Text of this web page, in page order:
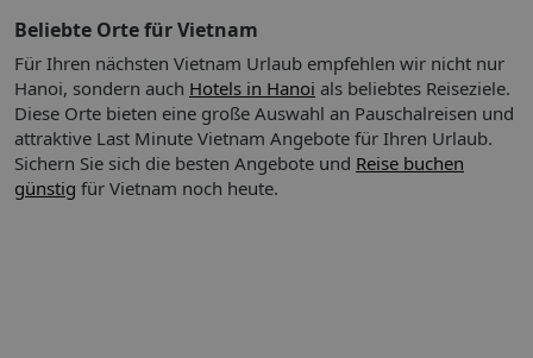
Beliebte Orte für Vietnam
Für Ihren nächsten Vietnam Urlaub empfehlen wir nicht nur
Hanoi, sondern auch Hotels in Hanoi als beliebtes Reiseziele.
Diese Orte bieten eine große Auswahl an Pauschalreisen und
attraktive Last Minute Vietnam Angebote für Ihren Urlaub.
Sichern Sie sich die besten Angebote und Reise buchen
günstig für Vietnam noch heute.